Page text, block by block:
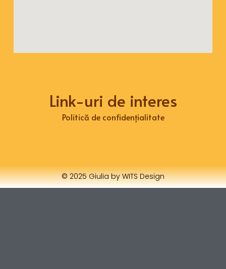
Link-uri de interes
Politică de confidențialitate
© 2025 Giulia by WITS Design